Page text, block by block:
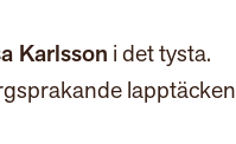
Karlsson i det tysta.
lapptäcken